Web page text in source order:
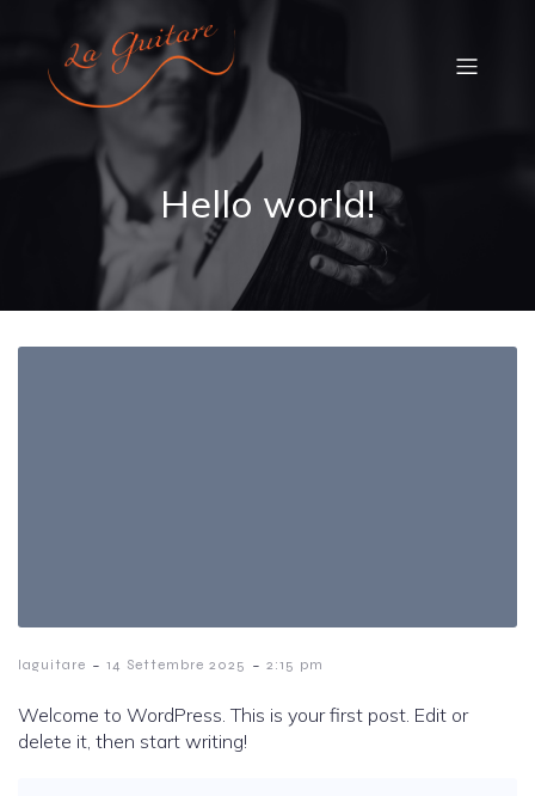
Hello world!
laguitare - 14 Settembre 2025 - 2:15 pm
Welcome to WordPress. This is your first post. Edit or
delete it, then start writing!